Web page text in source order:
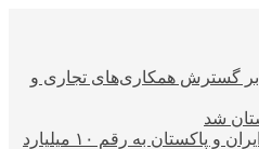
بر گسترش همکاری‌های تجاری و
شد
افزایش حجم تجارت بین ایران و پاکستان به رقم ۱۰ میلیارد